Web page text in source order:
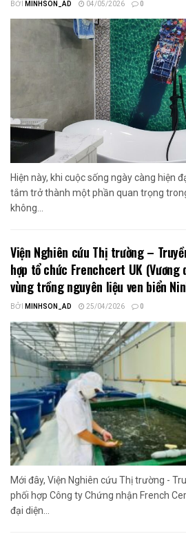
BỞI MINHSON_AD 04/05/2026 0
Hiện này, khi cuộc sống ngày càng hiện
tắm trở thành một phần quan trọng
không...
Viện Nghiên cứu Thị trường –
hợp tổ chức Frenchcert UK (Vương
vùng trồng nguyên liệu ven biển
BỞI MINHSON_AD 25/04/2026 0
Mới đây, Viện Nghiên cứu Thị trường -
phối hợp Công ty Chứng nhận French
đại diện...